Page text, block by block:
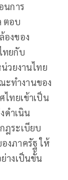
นการ
ตอบ
องของ
ทยกับ
วยงานไทย
ะทำงานของ
ไทยเข้าเป็น
ดำเนิน
ฎระเบียบ
งภาครัฐ ให้
างเป็นขั้น